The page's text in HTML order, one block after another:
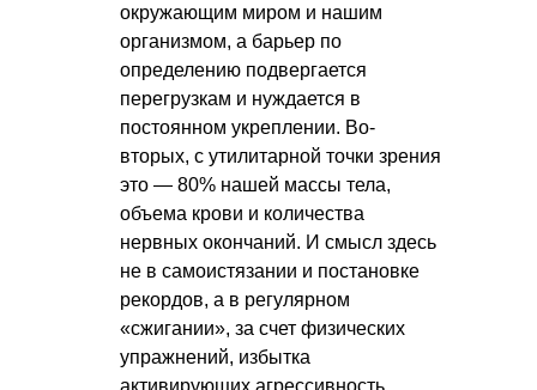
окружающим миром и нашим
организмом, а барьер по
определению подвергается
перегрузкам и нуждается в
постоянном укреплении. Во-
вторых, с утилитарной точки зрения
это — 80% нашей массы тела,
объема крови и количества
нервных окончаний. И смысл здесь
не в самоистязании и постановке
рекордов, а в регулярном
«сжигании», за счет физических
упражнений, избытка
активирующих агрессивность